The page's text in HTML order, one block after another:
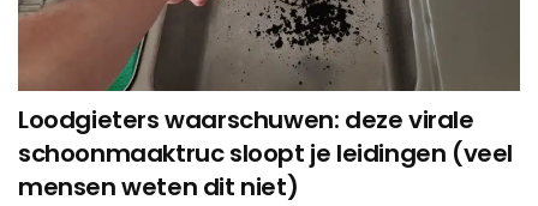
Loodgieters waarschuwen: deze virale
schoonmaaktruc sloopt je leidingen (veel
mensen weten dit niet)